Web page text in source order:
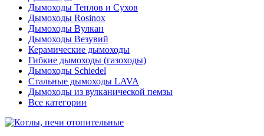
Дымоходы Теплов и Сухов
Дымоходы Rosinox
Дымоходы Вулкан
Дымоходы Везувий
Керамические дымоходы
Гибкие дымоходы (газоходы)
Дымоходы Schiedel
Стальные дымоходы LAVA
Дымоходы из вулканической пемзы
Все категории